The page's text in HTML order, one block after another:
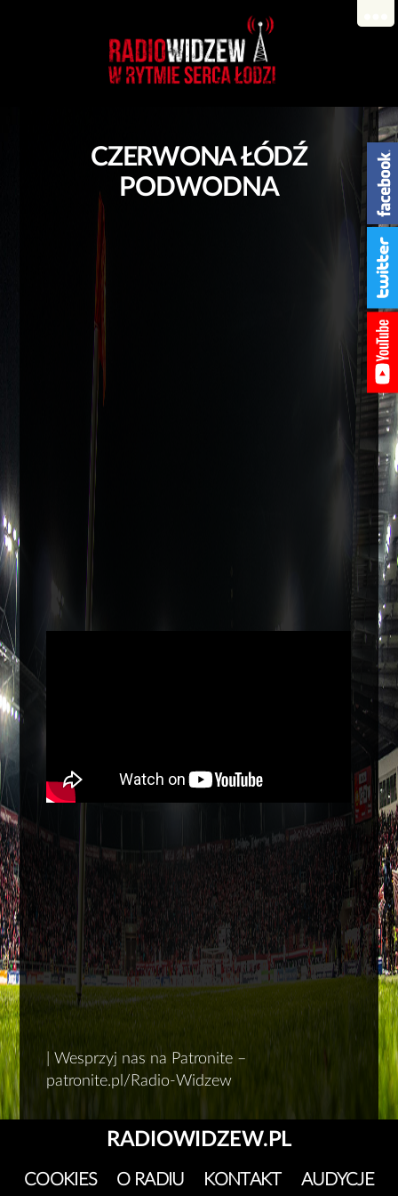
CZERWONA ŁÓDŹ
PODWODNA
| Wesprzyj nas na Patronite –
patronite.pl/Radio-Widzew
RADIOWIDZEW.PL
COOKIES O RADIU KONTAKT AUDYCJE